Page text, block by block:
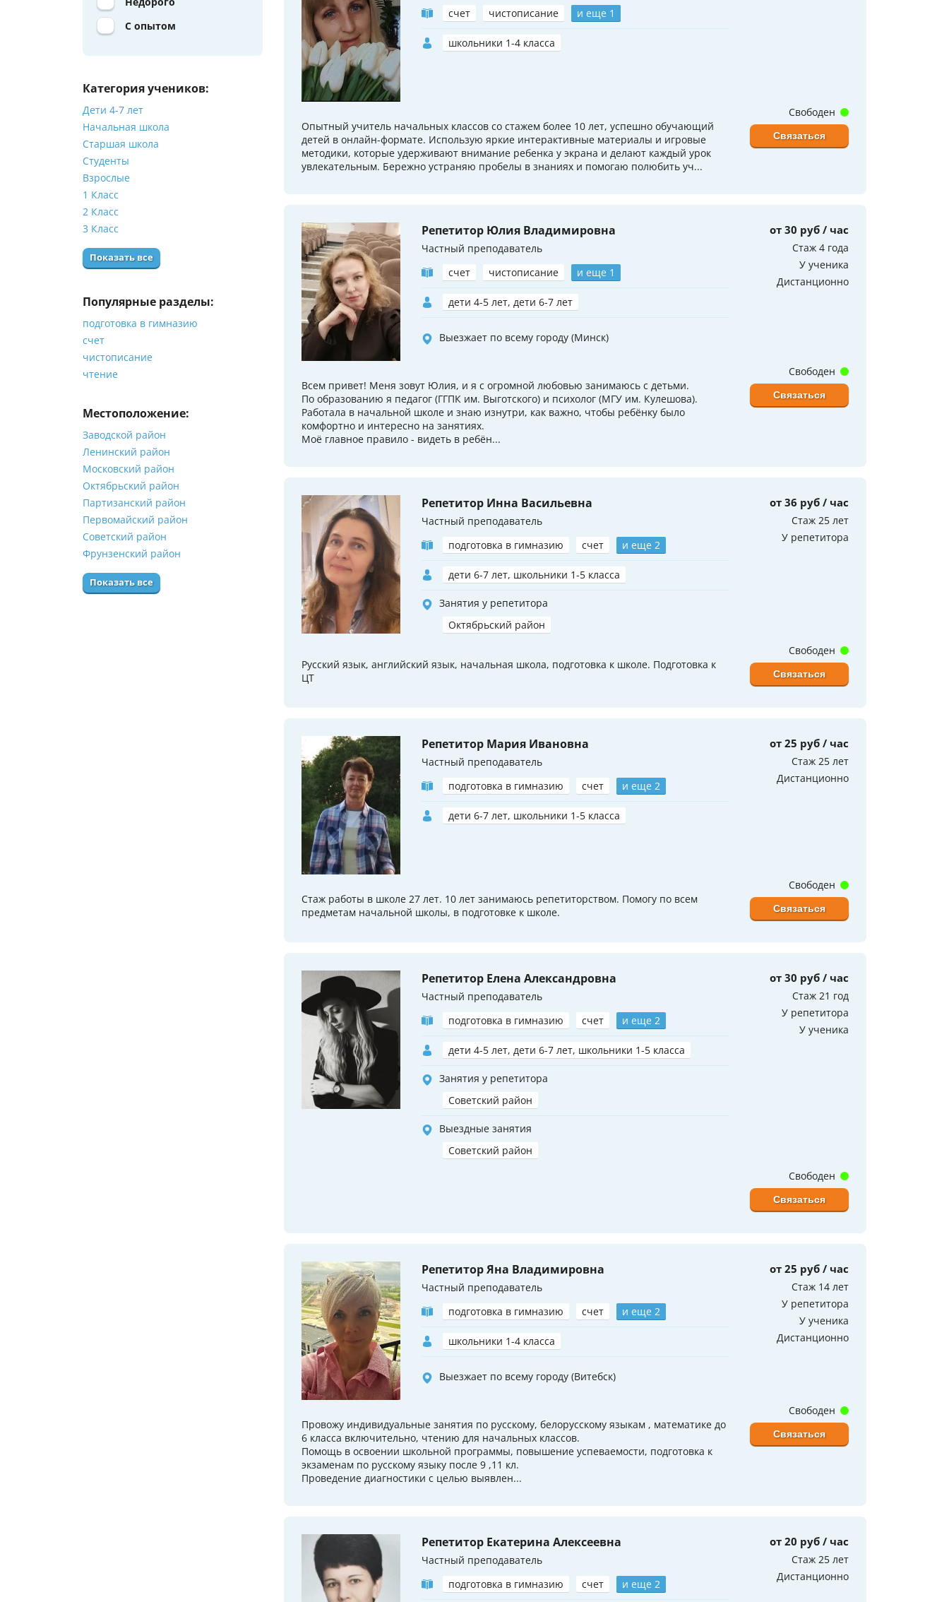
С опытом
Категория учеников:
Дети 4-7 лет
Начальная школа
Старшая школа
Студенты
Взрослые
1 Класс
2 Класс
3 Класс
Показать все
Популярные разделы:
подготовка в гимназию
счет
чистописание
чтение
Местоположение:
Заводской район
Ленинский район
Московский район
Октябрьский район
Партизанский район
Первомайский район
Советский район
Фрунзенский район
Показать все
счет
чистописание и еще 1
школьники 1-4 класса
Опытный учитель начальных классов со стажем более 10 лет, успешно обучающий
детей в онлайн-формате. Использую яркие интерактивные материалы и игровые
методики, которые удерживают внимание ребенка у экрана и делают каждый урок
увлекательным. Бережно устраняю пробелы в знаниях и помогаю полюбить уч...
Свободен
Связаться
Репетитор Юлия Владимировна
Частный преподаватель
счет
чистописание и еще 1
дети 4-5 лет, дети 6-7 лет
Выезжает по всему городу (Минск)
от 30 руб / час
Стаж 4 года
У ученика
Дистанционно
Всем привет! Меня зовут Юлия, и я с огромной любовью занимаюсь с детьми.
По образованию я педагог (ГГПК им. Выготского) и психолог (МГУ им. Кулешова).
Работала в начальной школе и знаю изнутри, как важно, чтобы ребёнку было
комфортно и интересно на занятиях.
Моё главное правило - видеть в ребён...
Свободен
Связаться
Репетитор Инна Васильевна
Частный преподаватель
подготовка в гимназию
счет и еще 2
дети 6-7 лет, школьники 1-5 класса
Занятия у репетитора
Октябрьский район
от 36 руб / час
Стаж 25 лет
У репетитора
Русский язык, английский язык, начальная школа, подготовка к школе. Подготовка к
ЦТ
Свободен
Связаться
Репетитор Мария Ивановна
Частный преподаватель
подготовка в гимназию
счет и еще 2
дети 6-7 лет, школьники 1-5 класса
от 25 руб / час
Стаж 25 лет
Дистанционно
Стаж работы в школе 27 лет. 10 лет занимаюсь репетиторством. Помогу по всем
предметам начальной школы, в подготовке к школе.
Свободен
Связаться
Репетитор Елена Александровна
Частный преподаватель
подготовка в гимназию
счет и еще 2
дети 4-5 лет, дети 6-7 лет, школьники 1-5 класса
Занятия у репетитора
Советский район
Выездные занятия
Советский район
от 30 руб / час
Стаж 21 год
У репетитора
У ученика
Свободен
Связаться
Репетитор Яна Владимировна
Частный преподаватель
подготовка в гимназию
счет и еще 2
школьники 1-4 класса
Выезжает по всему городу (Витебск)
от 25 руб / час
Стаж 14 лет
У репетитора
У ученика
Дистанционно
Провожу индивидуальные занятия по русскому, белорусскому языкам , математике до
6 класса включительно, чтению для начальных классов.
Помощь в освоении школьной программы, повышение успеваемости, подготовка к
экзаменам по русскому языку после 9 ,11 кл.
Проведение диагностики с целью выявлен...
Свободен
Связаться
Репетитор Екатерина Алексеевна
Частный преподаватель
подготовка в гимназию
счет и еще 2
от 20 руб / час
Стаж 25 лет
Дистанционно